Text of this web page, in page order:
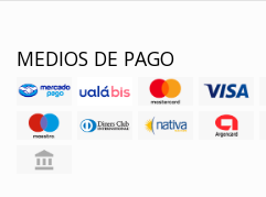
MEDIOS DE PAGO